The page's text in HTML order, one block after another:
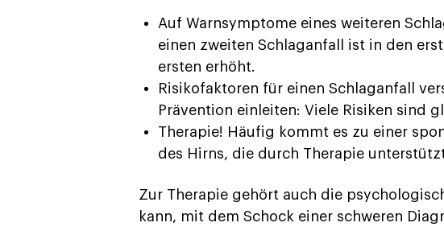
Auf Warnsymptome eines weiteren
einen zweiten Schlaganfall ist in den
ersten erhöht.
Risikofaktoren für einen Schlaganfall
Prävention einleiten: Viele Risiken sind
Therapie! Häufig kommt es zu einer
des Hirns, die durch Therapie
Zur Therapie gehört auch die
kann, mit dem Schock einer schweren